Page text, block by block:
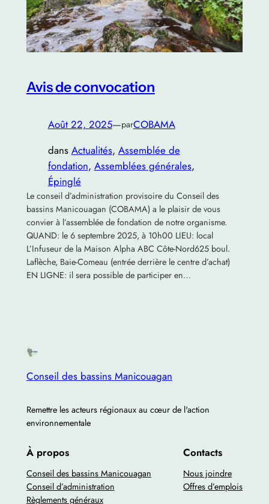
Avis de convocation
Août 22, 2025—parCOBAMA
dans Actualités, Assemblée de
fondation, Assemblées générales
Épinglé
Le conseil d’administration provisoire du Conseil des
bassins Manicouagan (COBAMA) a le plaisir de vous
convier à l’assemblée de fondation de notre organisme.
QUAND: le 6 septembre 2025, à 10h00 LIEU: local
L’Infuseur de la Maison Alpha ABC Côte-Nord625 boul.
Laflèche, Baie-Comeau (entrée derrière le centre d’achat)
EN LIGNE: il sera possible de participer en…
Conseil des bassins Manicouagan
Remettre les acteurs régionaux au cœur de l'action
environnementale
À propos
Conseil des bassins Manicouagan
Conseil d’administration
Règlements généraux
Contacts
Nous joindre
Offres d’emplois